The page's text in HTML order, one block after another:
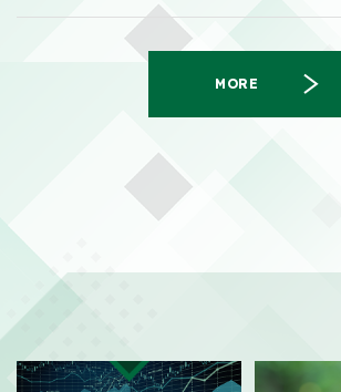
MORE
2027年３月期第１四半期決算短信〔日本基準
（558KB）
2026/08/03
自己株式の取得状況に関するお知らせ （